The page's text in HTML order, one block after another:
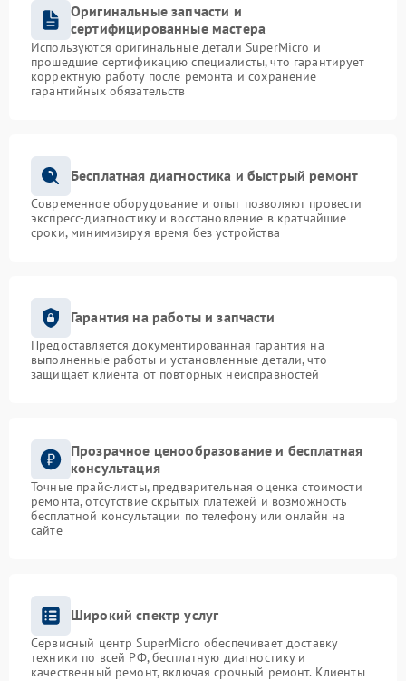
Оригинальные запчасти и
сертифицированные мастера
Используются оригинальные детали SuperMicro и
прошедшие сертификацию специалисты, что гарантирует
корректную работу после ремонта и сохранение
гарантийных обязательств
Бесплатная диагностика и быстрый ремонт
Современное оборудование и опыт позволяют провести
экспресс-диагностику и восстановление в кратчайшие
сроки, минимизируя время без устройства
Гарантия на работы и запчасти
Предоставляется документированная гарантия на
выполненные работы и установленные детали, что
защищает клиента от повторных неисправностей
Прозрачное ценообразование и бесплатная
консультация
Точные прайс-листы, предварительная оценка стоимости
ремонта, отсутствие скрытых платежей и возможность
бесплатной консультации по телефону или онлайн на
сайте
Широкий спектр услуг
Сервисный центр SuperMicro обеспечивает доставку
техники по всей РФ, бесплатную диагностику и
качественный ремонт, включая срочный ремонт. Клиенты